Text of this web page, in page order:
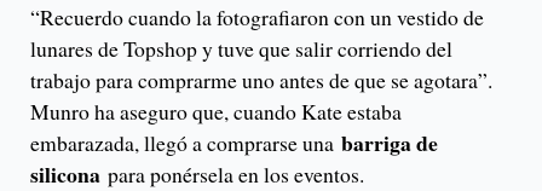
“Recuerdo cuando la fotografiaron con un vestido de
lunares de Topshop y tuve que salir corriendo del
trabajo para comprarme uno antes de que se agotara”.
Munro ha aseguro que, cuando Kate estaba
embarazada, llegó a comprarse una barriga de
silicona para ponérsela en los eventos.